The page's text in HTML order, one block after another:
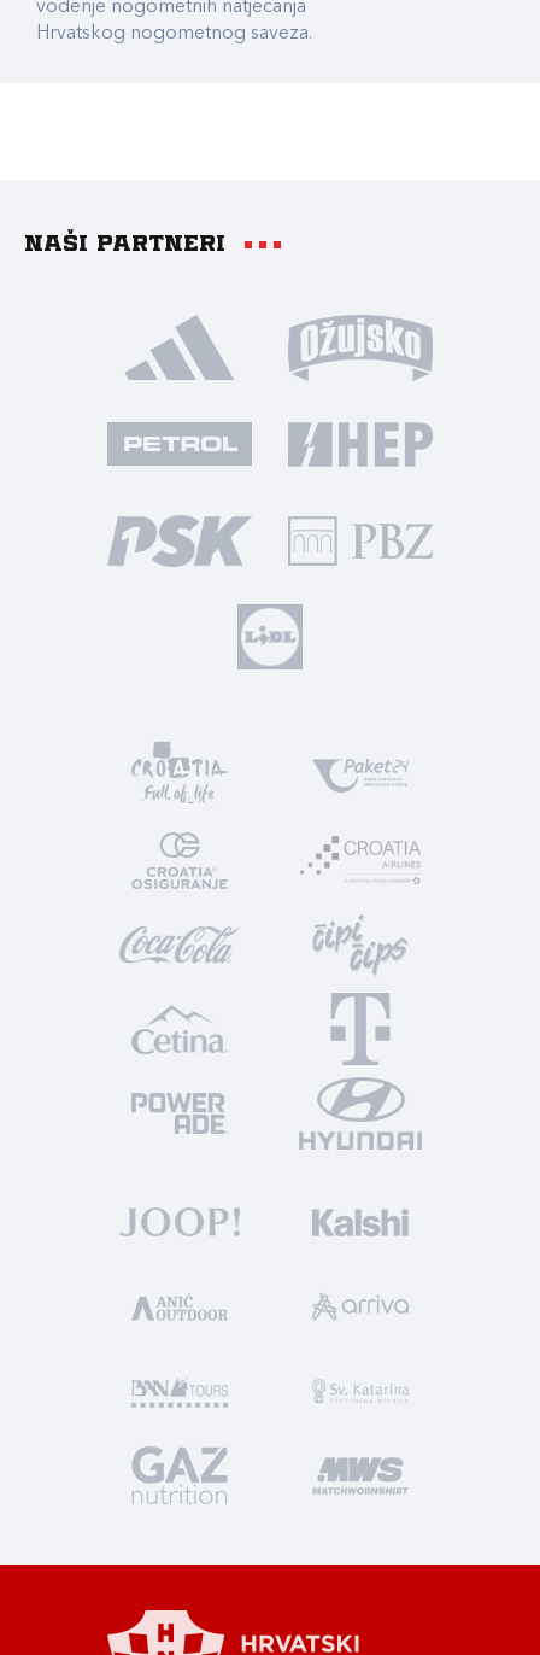
vođenje nogometnih natjecanja
Hrvatskog nogometnog saveza.
Naši partneri